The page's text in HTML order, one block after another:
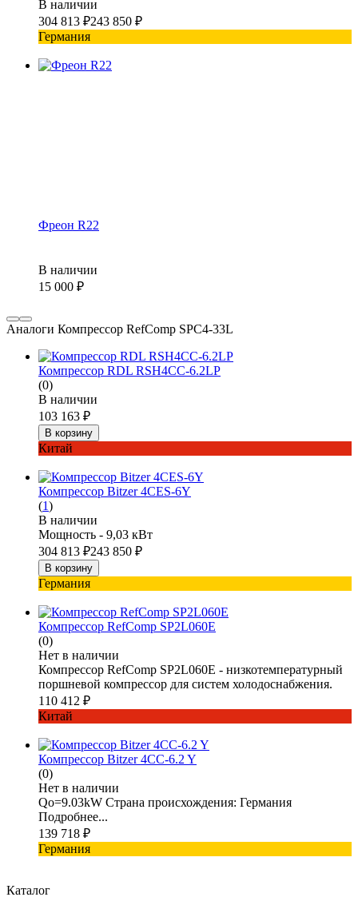
В наличии
304 813 ₽243 850 ₽
Германия
Фреон R22
В наличии
15 000 ₽
Аналоги Компрессор RefComp SPC4-33L
Компрессор RDL RSH4CC-6.2LP
(0)
В наличии
103 163 ₽
В корзину
Китай
Компрессор Bitzer 4CES-6Y
(1)
В наличии
Мощность - 9,03 кВт
304 813 ₽243 850 ₽
В корзину
Германия
Компрессор RefComp SP2L060Е
(0)
Нет в наличии
Компрессор RefComp SP2L060E - низкотемпературный
поршневой компрессор для систем холодоснабжения.
110 412 ₽
Китай
Компрессор Bitzer 4CC-6.2 Y
(0)
Нет в наличии
Qo=9.03kW Страна происхождения: Германия
Подробнее...
139 718 ₽
Германия
Каталог